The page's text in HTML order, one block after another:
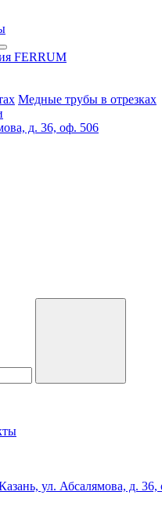
FERRUM
Медные трубы в отрезках
д. 36, оф. 506
ул. Абсалямова, д.